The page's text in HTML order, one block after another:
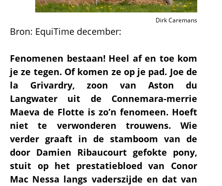
Dirk Caremans
Bron: EquiTime december:
Fenomenen bestaan! Heel af en toe kom
je ze tegen. Of komen ze op je pad. Joe de
la Grivardry, zoon van Aston du
Langwater uit de Connemara-merrie
Maeva de Flotte is zo’n fenomeen. Hoeft
niet te verwonderen trouwens. Wie
verder graaft in de stamboom van de
door Damien Ribaucourt gefokte pony,
stuit op het prestatiebloed van Conor
Mac Nessa langs vaderszijde en dat van